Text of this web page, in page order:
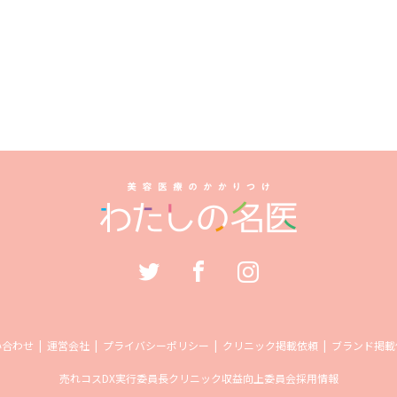
わせ 運営会社 プライバシーポリシー クリニック掲載依頼 ブランド掲
売れコスDX実行委員長クリニック収益向上委員会採用情報